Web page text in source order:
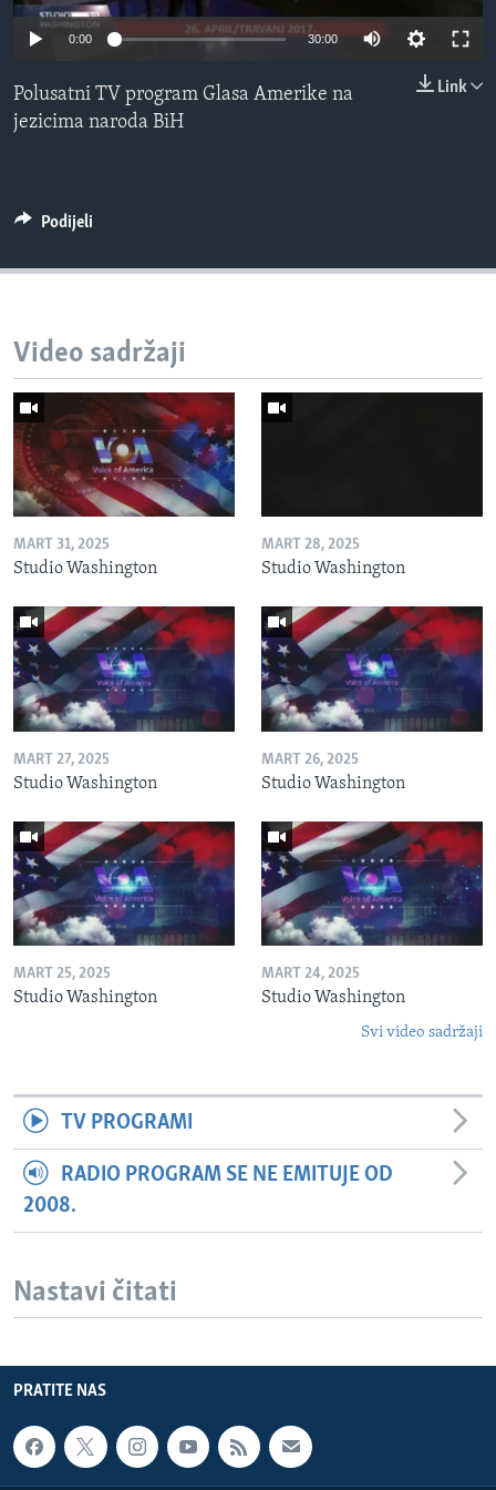
MAGAZIN
Learning English
0:00 30:00
Link
Polusatni TV program Glasa Amerike na
jezicima naroda BiH
Podijeli
Video sadržaji
MART 31, 2025
Studio Washington
MART 28, 2025
Studio Washington
MART 27, 2025
Studio Washington
MART 26, 2025
Studio Washington
MART 25, 2025
Studio Washington
MART 24, 2025
Studio Washington
Svi video sadržaji
TV PROGRAMI
RADIO PROGRAM SE NE EMITUJE OD
2008.
Nastavi čitati
PRATITE NAS